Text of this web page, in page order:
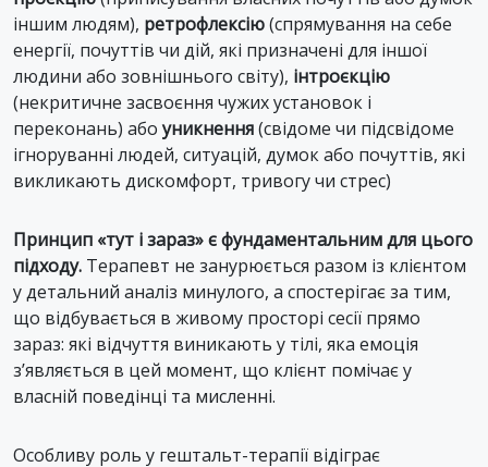
іншим людям), ретрофлексію(спрямування на себе
енергії, почуттів чи дій, які призначені для іншої
людини або зовнішнього світу), інтроєкцію
(некритичне засвоєння чужих установок і
переконань) абоуникнення(свідоме чи підсвідоме
ігноруванні людей, ситуацій, думок або почуттів, які
викликають дискомфорт, тривогу чи стрес)
Принцип «тут і зараз» є фундаментальним для цього
підходу. Терапевт не занурюється разом із клієнтом
у детальний аналіз минулого, а спостерігає за тим,
що відбувається в живому просторі сесії прямо
зараз: які відчуття виникають у тілі, яка емоція
з’являється в цей момент, що клієнт помічає у
власній поведінці та мисленні.
Особливу роль у гештальт-терапії відіграє